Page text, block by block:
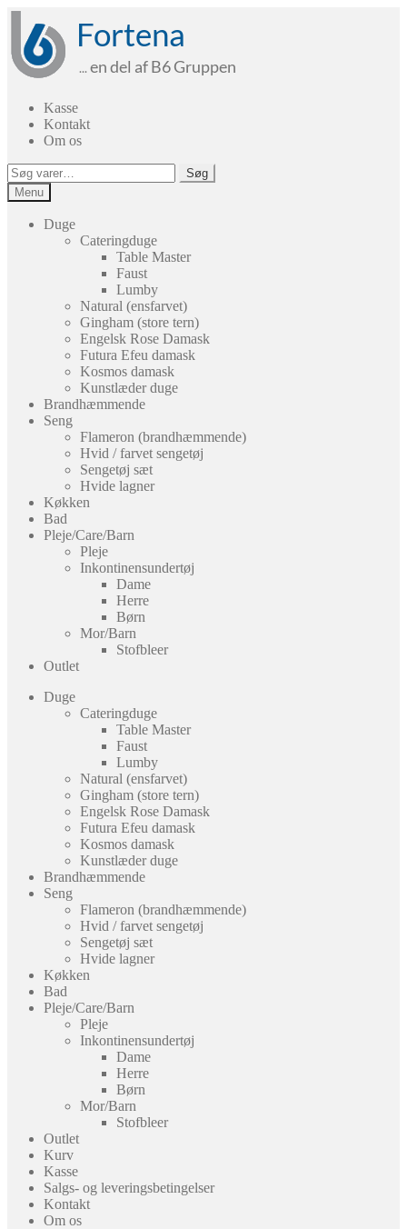
Spring
navigation
Spring
indhold
Kasse
Kontakt
Om os
Søg
efter:
Søg
Menu
Duge
Cateringduge
Table Master
Faust
Lumby
Natural (ensfarvet)
Gingham (store tern)
Engelsk Rose Damask
Futura Efeu damask
Kosmos damask
Kunstlæder duge
Brandhæmmende
Seng
Flameron (brandhæmmende)
Hvid / farvet sengetøj
Sengetøj sæt
Hvide lagner
Køkken
Bad
Pleje/Care/Barn
Pleje
Inkontinensundertøj
Dame
Herre
Børn
Mor/Barn
Stofbleer
Outlet
Duge
Cateringduge
Table Master
Faust
Lumby
Natural (ensfarvet)
Gingham (store tern)
Engelsk Rose Damask
Futura Efeu damask
Kosmos damask
Kunstlæder duge
Brandhæmmende
Seng
Flameron (brandhæmmende)
Hvid / farvet sengetøj
Sengetøj sæt
Hvide lagner
Køkken
Bad
Pleje/Care/Barn
Pleje
Inkontinensundertøj
Dame
Herre
Børn
Mor/Barn
Stofbleer
Outlet
Kurv
Kasse
Salgs- og leveringsbetingelser
Kontakt
Om os